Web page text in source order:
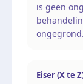
is geen
ongegrond.
Eiser (X te